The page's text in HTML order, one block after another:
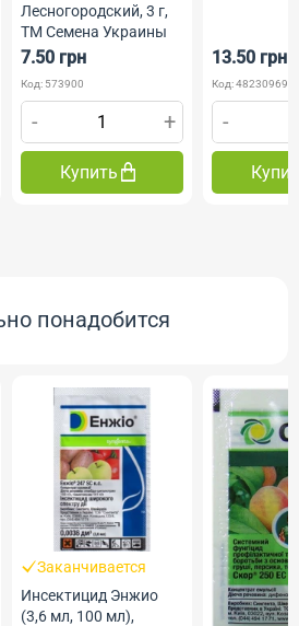
Лесногородский, 3 г,
ТМ Семена Украины
7.50 грн
Код: 573900
- +
Купить
13.50 грн
Код:
-
понадобится
Заканчивается
Инсектицид Энжио
(3,6 мл, 100 мл),